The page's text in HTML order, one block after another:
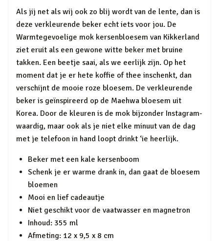
Als jij net als wij ook zo blij wordt van de lente, dan is
deze verkleurende beker echt iets voor jou. De
Warmtegevoelige mok kersenbloesem van Kikkerland
ziet eruit als een gewone witte beker met bruine
takken. Een beetje saai, als we eerlijk zijn. Op het
moment dat je er hete koffie of thee inschenkt, dan
verschijnt de mooie roze bloesem. De verkleurende
beker is geïnspireerd op de Maehwa bloesem uit
Korea. Door de kleuren is de mok bijzonder Instagram-
waardig, maar ook als je niet elke minuut van de dag
met je telefoon in hand loopt drinkt ‘ie heerlijk.
Beker met een kale kersenboom
Schenk je er warme drank in, dan gaat de bloesem
bloemen
Mooi en lief cadeautje
Niet geschikt voor de vaatwasser en magnetron
Inhoud: 355 ml
Afmeting: 12 x 9,5 x 8 cm